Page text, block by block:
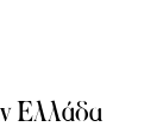
Ελλάδα